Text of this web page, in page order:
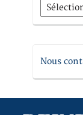
Archives
Nous